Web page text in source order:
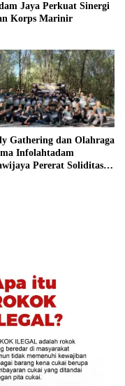
Jaya Perkuat Sinergi
Korps Marinir
Gathering dan Olahraga
Infolahtadam
Pererat Soliditas